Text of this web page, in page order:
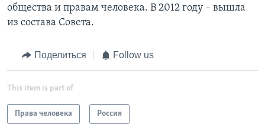
общества и правам человека. В 2012 году – вышла
из состава Совета.
Поделиться Follow us
This item is part of
Права человека Россия